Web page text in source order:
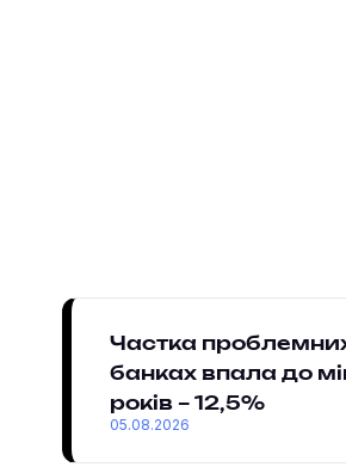
Частка
банках впала до
років – 12,5%
05.08.2026